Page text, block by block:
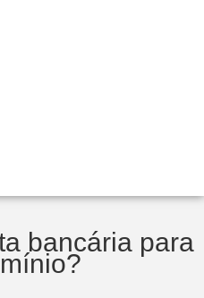
bancária para